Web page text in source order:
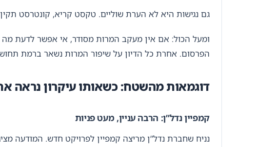
גם נגישות היא לא הערת שוליים. טקסט קריא, קונטרסט
ומעל הכול: אם אין מעקב המרות מסודר, אי אפשר לדעת מה
הפרסום. אחרת כל הדיון על שיפור המרות נשאר ברמת
דוגמאות מהשטח: כשאותו עיקרון נראה
קמפיין נדל”ן: הרבה עניין, מעט פניות